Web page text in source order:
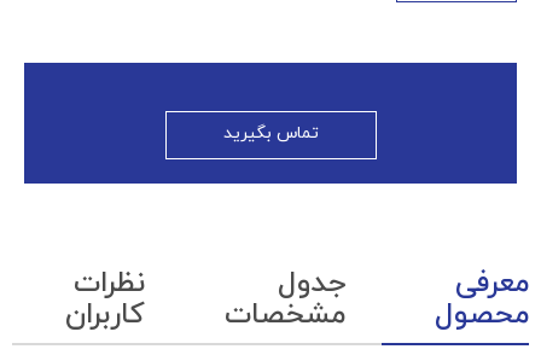
تماس بگیرید
معرفی
محصول
جدول
مشخصات
نظرات
کاربران